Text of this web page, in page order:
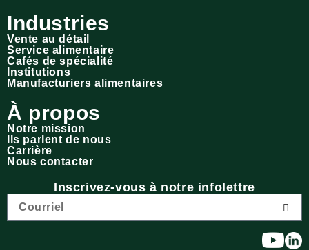
Industries
Vente au détail
Service alimentaire
Cafés de spécialité
Institutions
Manufacturiers alimentaires
À propos
Notre mission
Ils parlent de nous
Carrière
Nous contacter
Inscrivez-vous à notre infolettre